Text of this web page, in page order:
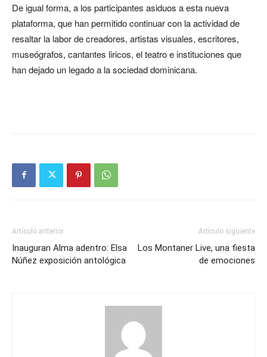
De igual forma, a los participantes asiduos a esta nueva
plataforma, que han permitido continuar con la actividad de
resaltar la labor de creadores, artistas visuales, escritores,
museógrafos, cantantes liricos, el teatro e instituciones que
han dejado un legado a la sociedad dominicana.
Artículo anterior
Inauguran Alma adentro: Elsa
Núñez exposición antológica
Artículo siguiente
Los Montaner Live, una fiesta
de emociones